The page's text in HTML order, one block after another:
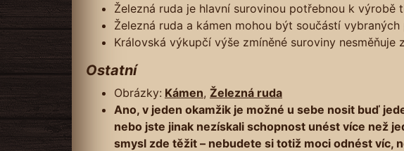
Železná ruda je hlavní surovinou potřebnou k výrobě
Železná ruda a kámen mohou být součástí
Královská výkupčí výše zmíněné suroviny
Ostatní
Obrázky: Kámen, Železná ruda
Ano, v jeden okamžik je možné u sebe nosit buď
nebo jste jinak nezískali schopnost unést více než
smysl zde těžit – nebudete si totiž moci odnést víc,